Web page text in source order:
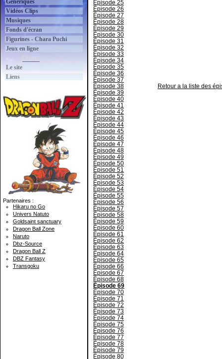
Génériques
Vidéos Clips
Musiques
Fonds d'écran
Figurines - Chara Puchi
Jeux en ligne
Le site
Liens
Partenaires :
Hikaru no Go
Univers Natuto
Goldsaint sanctuary
Dragon Ball Zone
Naruto
Dbz-Source
Dragon Ball Z
DBZ Fantasy
Transgoku
Épisode 25
Épisode 26
Épisode 27
Épisode 28
Épisode 29
Épisode 30
Épisode 31
Épisode 32
Épisode 33
Épisode 34
Épisode 35
Épisode 36
Épisode 37
Épisode 38
Épisode 39
Épisode 40
Épisode 41
Épisode 42
Épisode 43
Épisode 44
Épisode 45
Épisode 46
Épisode 47
Épisode 48
Épisode 49
Épisode 50
Épisode 51
Épisode 52
Épisode 53
Épisode 54
Épisode 55
Épisode 56
Épisode 57
Épisode 58
Épisode 59
Épisode 60
Épisode 61
Épisode 62
Épisode 63
Épisode 64
Épisode 65
Épisode 66
Épisode 67
Épisode 68
Épisode 69
Épisode 70
Épisode 71
Épisode 72
Épisode 73
Épisode 74
Épisode 75
Épisode 76
Épisode 77
Épisode 78
Épisode 79
Épisode 80
Retour a la liste des